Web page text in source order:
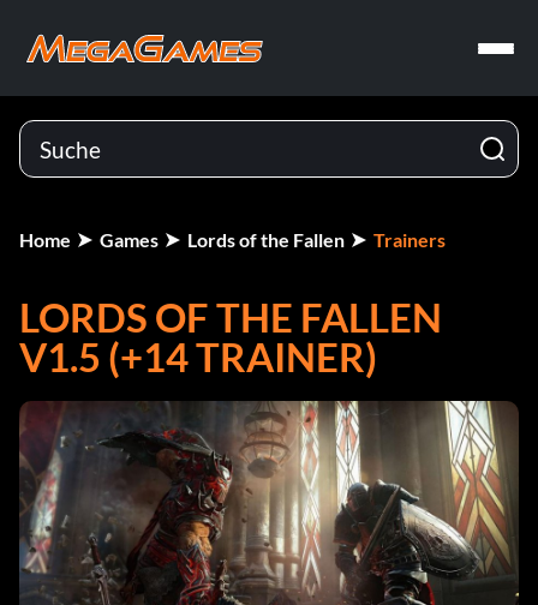
Home Games Lords of the Fallen Trainers
LORDS OF THE FALLEN
V1.5 (+14 TRAINER)